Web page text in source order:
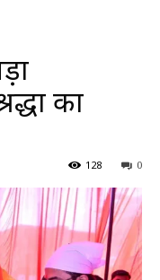
का
0
128